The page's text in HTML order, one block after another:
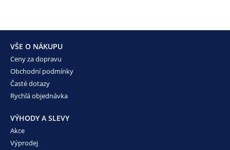
VŠE O NÁKUPU
Ceny za dopravu
Obchodní podmínky
Časté dotazy
Rychlá objednávka
VÝHODY A SLEVY
Akce
Výprodej